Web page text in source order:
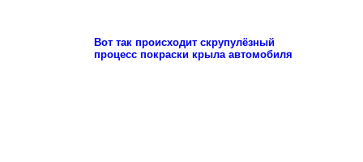
Вот так происходит скрупулёзный
процесс покраски крыла автомобиля